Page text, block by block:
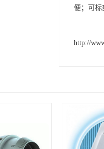
便；可标
http://